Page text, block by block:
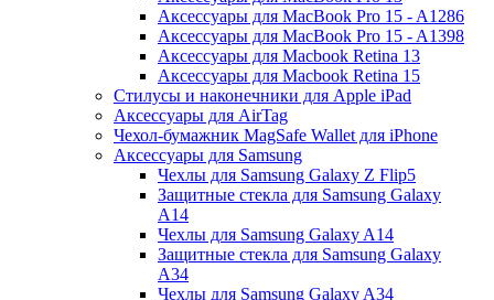
Аксессуары для MacBook Pro 15 - A1286
Аксессуары для MacBook Pro 15 - A1398
Аксессуары для Macbook Retina 13
Аксессуары для Macbook Retina 15
Стилусы и наконечники для Apple iPad
Аксессуары для AirTag
Чехол-бумажник MagSafe Wallet для iPhone
Аксессуары для Samsung
Чехлы для Samsung Galaxy Z Flip5
Защитные стекла для Samsung Galaxy
A14
Чехлы для Samsung Galaxy A14
Защитные стекла для Samsung Galaxy
A34
Чехлы для Samsung Galaxy A34